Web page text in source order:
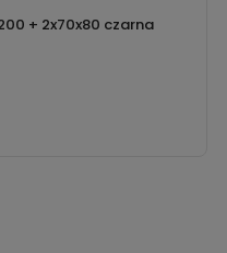
+ 2x70x80 czarna